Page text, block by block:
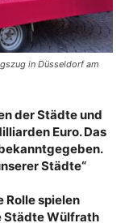
in Düsseldorf am
der Städte und
Euro. Das
Städte“
Rolle spielen
Städte Wülfrath